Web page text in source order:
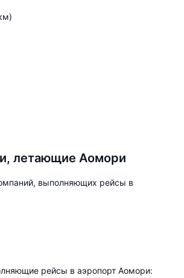
летающие Аомори
выполняющих рейсы в
рейсы в аэропорт Аомори: